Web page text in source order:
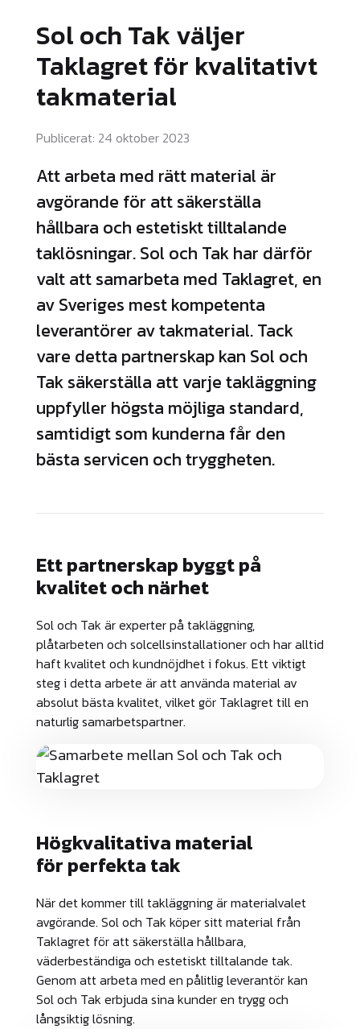
Sol och Tak väljer
Taklagret för kvalitativt
takmaterial
Publicerat: 24 oktober 2023
Att arbeta med rätt material är
avgörande för att säkerställa
hållbara och estetiskt tilltalande
taklösningar. Sol och Tak har därför
valt att samarbeta med Taklagret, en
av Sveriges mest kompetenta
leverantörer av takmaterial. Tack
vare detta partnerskap kan Sol och
Tak säkerställa att varje takläggning
uppfyller högsta möjliga standard,
samtidigt som kunderna får den
bästa servicen och tryggheten.
Ett partnerskap byggt på
kvalitet och närhet
Sol och Tak är experter på takläggning,
plåtarbeten och solcellsinstallationer och har alltid
haft kvalitet och kundnöjdhet i fokus. Ett viktigt
steg i detta arbete är att använda material av
absolut bästa kvalitet, vilket gör Taklagret till en
naturlig samarbetspartner.
Högkvalitativa material
för perfekta tak
När det kommer till takläggning är materialvalet
avgörande. Sol och Tak köper sitt material från
Taklagret för att säkerställa hållbara,
väderbeständiga och estetiskt tilltalande tak.
Genom att arbeta med en pålitlig leverantör kan
Sol och Tak erbjuda sina kunder en trygg och
långsiktig lösning.